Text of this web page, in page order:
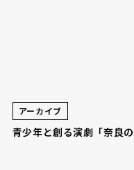
アーカイブ
青少年と創る演劇「奈良